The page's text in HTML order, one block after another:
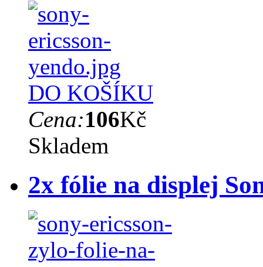
DO KOŠÍKU
Cena:106Kč
Skladem
2x fólie na displej